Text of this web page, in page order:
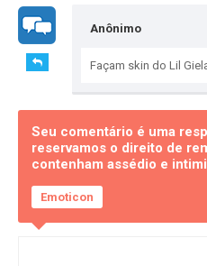
Anônimo
Façam skin do Lil
Seu comentário é uma
reservamos o direito de
contenham assédio e
Emoticon